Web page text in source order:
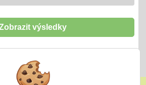
třídních kolektivů ZŠ i MŠ
šk. roku:
výsledky